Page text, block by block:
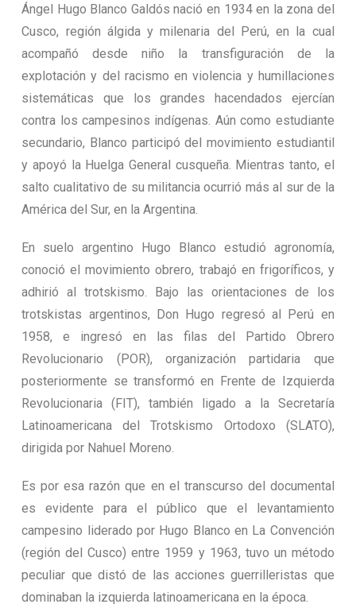
Ángel Hugo Blanco Galdós nació en 1934 en la zona del
Cusco, región álgida y milenaria del Perú, en la cual
acompañó desde niño la transfiguración de la
explotación y del racismo en violencia y humillaciones
sistemáticas que los grandes hacendados ejercían
contra los campesinos indígenas. Aún como estudiante
secundario, Blanco participó del movimiento estudiantil
y apoyó la Huelga General cusqueña. Mientras tanto, el
salto cualitativo de su militancia ocurrió más al sur de la
América del Sur, en la Argentina.
En suelo argentino Hugo Blanco estudió agronomía,
conoció el movimiento obrero, trabajó en frigoríficos, y
adhirió al trotskismo. Bajo las orientaciones de los
trotskistas argentinos, Don Hugo regresó al Perú en
1958, e ingresó en las filas del Partido Obrero
Revolucionario (POR), organización partidaria que
posteriormente se transformó en Frente de Izquierda
Revolucionaria (FIT), también ligado a la Secretaría
Latinoamericana del Trotskismo Ortodoxo (SLATO),
dirigida por Nahuel Moreno.
Es por esa razón que en el transcurso del documental
es evidente para el público que el levantamiento
campesino liderado por Hugo Blanco en La Convención
(región del Cusco) entre 1959 y 1963, tuvo un método
peculiar que distó de las acciones guerrilleristas que
dominaban la izquierda latinoamericana en la época.